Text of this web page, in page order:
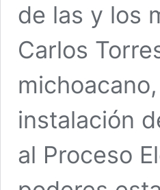
de las y los
Carlos
instalación
al Proceso